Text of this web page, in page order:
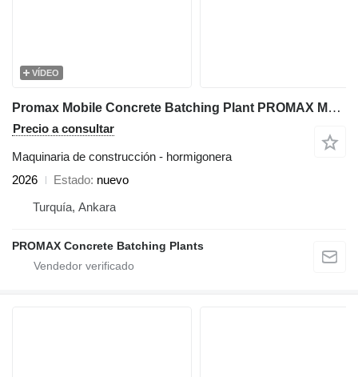
VÍDEO
Promax Mobile Concrete Batching Plant PROMAX M35-PLNT (35m³/h)
Precio a consultar
Maquinaria de construcción - hormigonera
2026
Estado nuevo
Turquía, Ankara
PROMAX Concrete Batching Plants